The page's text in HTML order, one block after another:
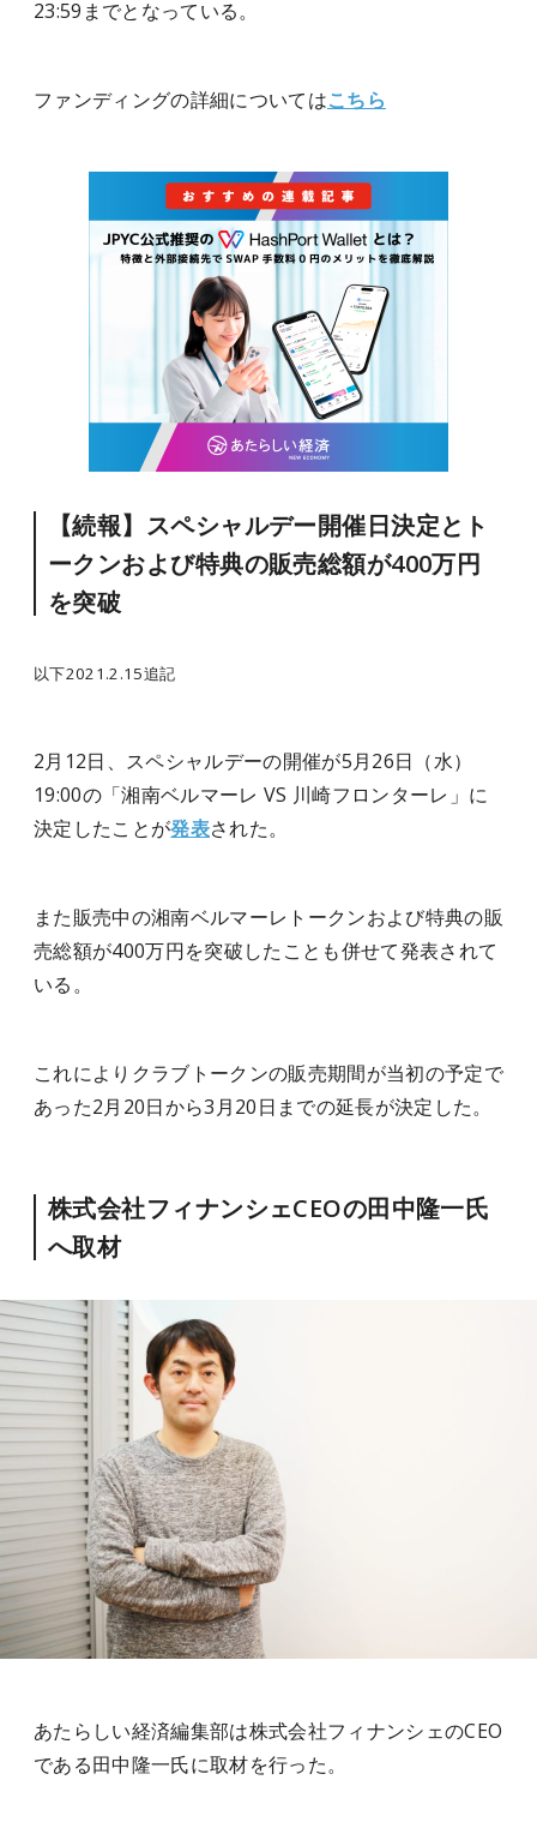
23:59までとなっている。
ファンディングの詳細についてはこちら
【続報】スペシャルデー開催日決定と ト
ークンおよび特典の販売総額が400万円
を突破
以下2021.2.15追記
2月12日、スペシャルデーの開催が5月26日（水）
19:00の「湘南ベルマーレ VS 川崎フロンターレ」に
決定したことが発表された。
また販売中の湘南ベルマーレトークンおよび特典の販
売総額が400万円を突破したことも併せて発表されて
いる。
これにより クラブトークンの販売期間が当初の予定で
あった2月20日から3月20日までの延長が決定した。
株式会社フィナンシェCEOの田中隆一氏
へ取材
あたらしい経済編集部は株式会社フィナンシェのCEO
である田中隆一氏に取材を行った。